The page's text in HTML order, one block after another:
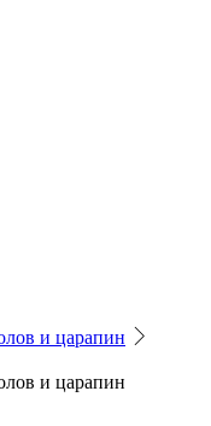
и царапин
и царапин